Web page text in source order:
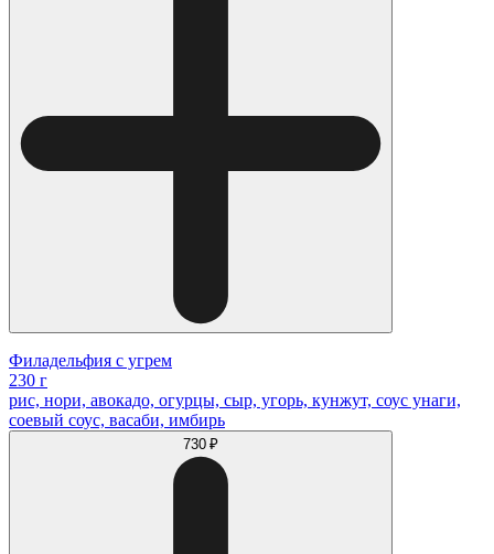
Филадельфия с угрем
230 г
рис, нори, авокадо, огурцы, сыр, угорь, кунжут, соус унаги,
соевый соус, васаби, имбирь
730 ₽